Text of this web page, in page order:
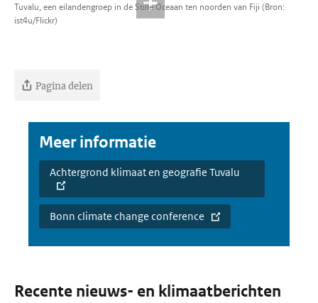
Tuvalu, een eilandengroep in de Stille Oceaan ten noorden van Fiji (Bron:
ist4u/Flickr)
Pagina delen
Meer informatie
Achtergrond klimaat en geografie Tuvalu
Bonn climate change conference
Recente nieuws- en klimaatberichten